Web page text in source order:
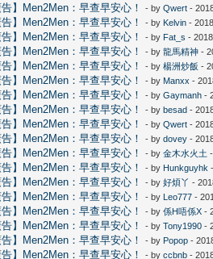
】Men2Men：早查早安心！ - byQwert -
】Men2Men：早查早安心！ - by Kelvin -
】Men2Men：早查早安心！ - by Fat_s -
】Men2Men：早查早安心！ - by龍馬精神 -
】Men2Men：早查早安心！ - by楊洲炒飯 -
】Men2Men：早查早安心！ - by Manxx -
】Men2Men：早查早安心！ - byGaymanh -
】Men2Men：早查早安心！ - bybesad -
】Men2Men：早查早安心！ - byQwert -
】Men2Men：早查早安心！ - bydovey -
】Men2Men：早查早安心！ - by金木水火土
】Men2Men：早查早安心！ - by Hunkguyhk
】Men2Men：早查早安心！ - by好煩丫 -
】Men2Men：早查早安心！ - by Leo777 -
】Men2Men：早查早安心！ - by係H唔係X -
】Men2Men：早查早安心！ - byTony1990 -
】Men2Men：早查早安心！ - by Popop -
】Men2Men：早查早安心！ - byccbnb -